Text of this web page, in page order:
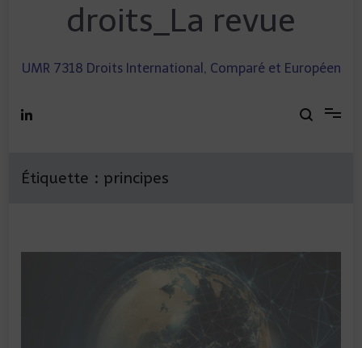
droits_La revue
UMR 7318 Droits International, Comparé et Européen
Étiquette : principes